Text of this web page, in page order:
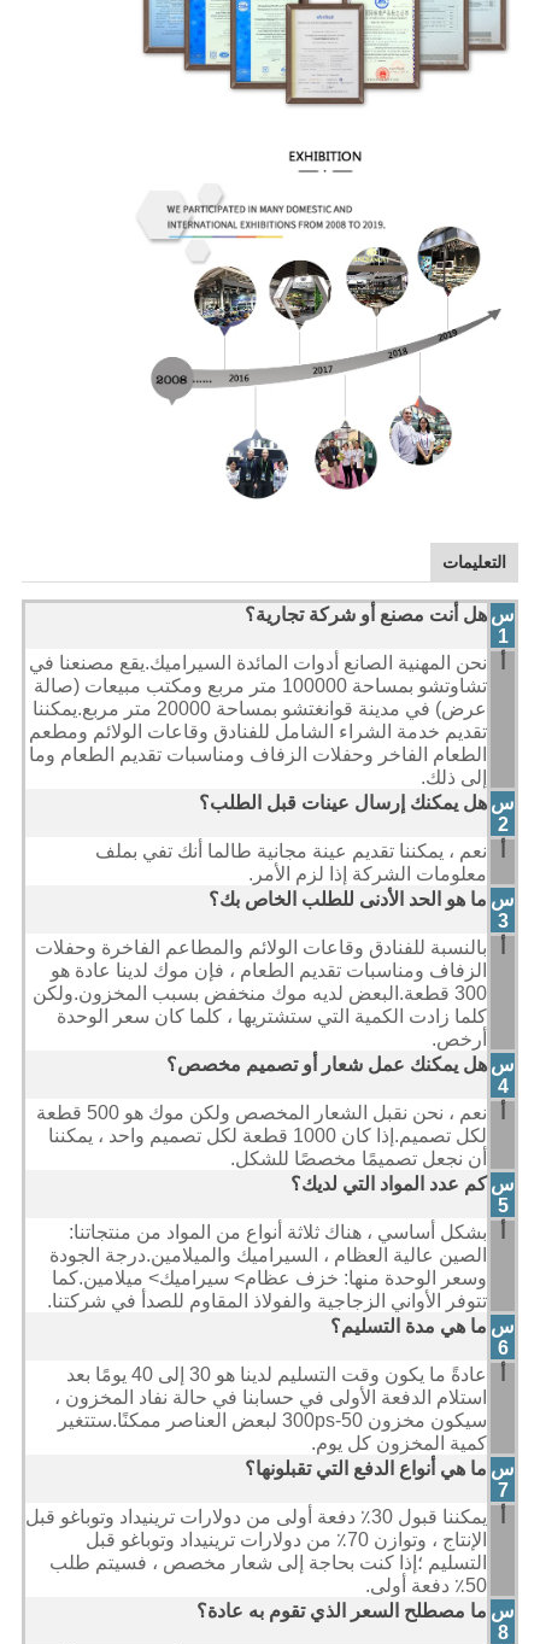
التعليمات
س
1
هل أنت مصنع أو شركة تجارية؟
نحن المهنية الصانع أدوات المائدة السيراميك.يقع مصنعنا في
تشاوتشو بمساحة 100000 متر مربع ومكتب مبيعات (صالة
عرض) في مدينة قوانغتشو بمساحة 20000 متر مربع.يمكننا
تقديم خدمة الشراء الشامل للفنادق وقاعات الولائم ومطعم
الطعام الفاخر وحفلات الزفاف ومناسبات تقديم الطعام وما
إلى ذلك.
س
2
هل يمكنك إرسال عينات قبل الطلب؟
نعم ، يمكننا تقديم عينة مجانية طالما أنك تفي بملف
معلومات الشركة إذا لزم الأمر.
س
3
ما هو الحد الأدنى للطلب الخاص بك؟
بالنسبة للفنادق وقاعات الولائم والمطاعم الفاخرة وحفلات
الزفاف ومناسبات تقديم الطعام ، فإن موك لدينا عادة هو
300 قطعة.البعض لديه موك منخفض بسبب المخزون.ولكن
كلما زادت الكمية التي ستشتريها ، كلما كان سعر الوحدة
أرخص.
س
4
هل يمكنك عمل شعار أو تصميم مخصص؟
نعم ، نحن نقبل الشعار المخصص ولكن موك هو 500 قطعة
لكل تصميم.إذا كان 1000 قطعة لكل تصميم واحد ، يمكننا
أن نجعل تصميمًا مخصصًا للشكل.
س
5
كم عدد المواد التي لديك؟
بشكل أساسي ، هناك ثلاثة أنواع من المواد من منتجاتنا:
الصين عالية العظام ، السيراميك والميلامين.درجة الجودة
وسعر الوحدة منها: خزف عظام> سيراميك> ميلامين.كما
تتوفر الأواني الزجاجية والفولاذ المقاوم للصدأ في شركتنا.
س
6
ما هي مدة التسليم؟
عادةً ما يكون وقت التسليم لدينا هو 30 إلى 40 يومًا بعد
استلام الدفعة الأولى في حسابنا في حالة نفاد المخزون ،
سيكون مخزون 50-300ps لبعض العناصر ممكنًا.ستتغير
كمية المخزون كل يوم.
س
7
ما هي أنواع الدفع التي تقبلونها؟
يمكننا قبول 30٪ دفعة أولى من دولارات ترينيداد وتوباغو قبل
الإنتاج ، وتوازن 70٪ من دولارات ترينيداد وتوباغو قبل
التسليم ؛إذا كنت بحاجة إلى شعار مخصص ، فسيتم طلب
50٪ دفعة أولى.
س
8
ما مصطلح السعر الذي تقوم به عادة؟